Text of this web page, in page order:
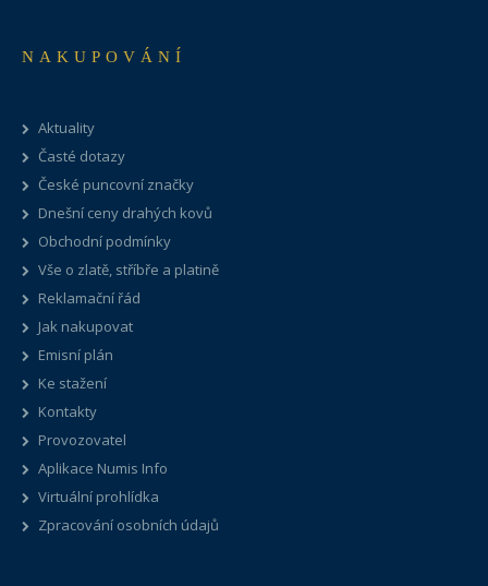
NAKUPOVÁNÍ
Aktuality
Časté dotazy
České puncovní značky
Dnešní ceny drahých kovů
Obchodní podmínky
Vše o zlatě, stříbře a platině
Reklamační řád
Jak nakupovat
Emisní plán
Ke stažení
Kontakty
Provozovatel
Aplikace Numis Info
Virtuální prohlídka
Zpracování osobních údajů